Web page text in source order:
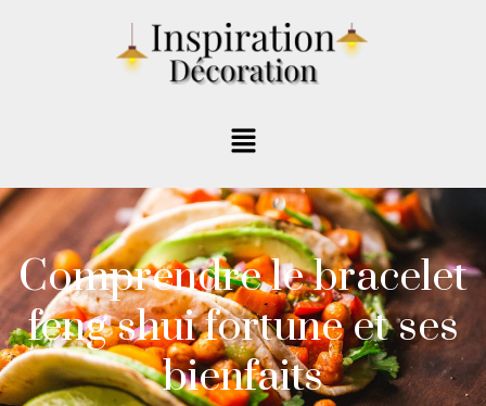
Comprendre le bracelet
feng shui fortune et ses
bienfaits